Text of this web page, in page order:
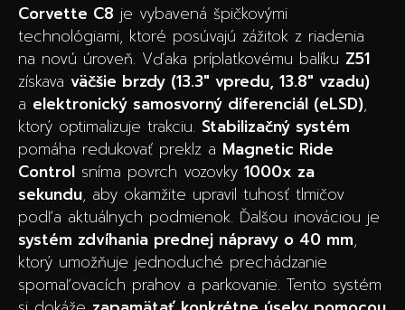
Corvette C8 je vybavená špičkovými
technológiami, ktoré posúvajú zážitok z riadenia
na novú úroveň. Vďaka príplatkovému balíku Z51
získava väčšie brzdy (13.3″ vpredu, 13.8″ vzadu)
a elektronický samosvorný diferenciál (eLSD),
ktorý optimalizuje trakciu. Stabilizačný systém
pomáha redukovať preklz a Magnetic Ride
Control sníma povrch vozovky 1000x za
sekundu, aby okamžite upravil tuhosť tlmičov
podľa aktuálnych podmienok. Ďalšou inováciou je
systém zdvíhania prednej nápravy o 40 mm,
ktorý umožňuje jednoduché prechádzanie
spomaľovacích prahov a parkovanie. Tento systém